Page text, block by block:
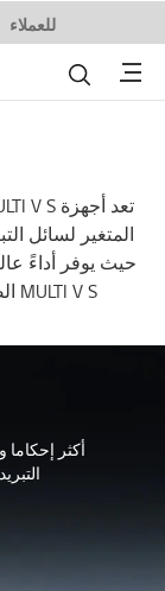
للعملاء
Menu
المتغير لسائل
حيث يوفر أداءً
MULTI V S الصغيرة والأكثر قوة والأكثر مراعاة للبيئة.
أكثر إحكاما